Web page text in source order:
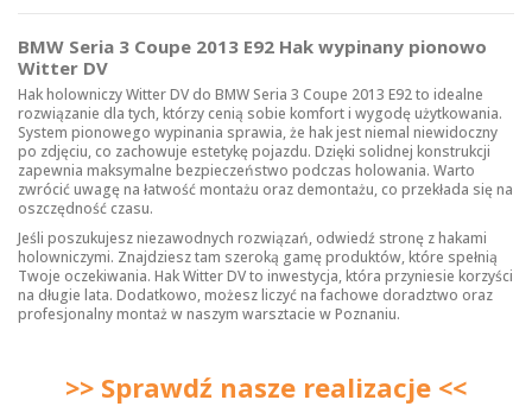
BMW Seria 3 Coupe 2013 E92 Hak wypinany pionowo
Witter DV
Hak holowniczy Witter DV do BMW Seria 3 Coupe 2013 E92 to idealne
rozwiązanie dla tych, którzy cenią sobie komfort i wygodę użytkowania.
System pionowego wypinania sprawia, że hak jest niemal niewidoczny
po zdjęciu, co zachowuje estetykę pojazdu. Dzięki solidnej konstrukcji
zapewnia maksymalne bezpieczeństwo podczas holowania. Warto
zwrócić uwagę na łatwość montażu oraz demontażu, co przekłada się na
oszczędność czasu.
Jeśli poszukujesz niezawodnych rozwiązań, odwiedź stronę zhakami
holowniczymi. Znajdziesz tam szeroką gamę produktów, które spełnią
Twoje oczekiwania. Hak Witter DV to inwestycja, która przyniesie korzyści
na długie lata. Dodatkowo, możesz liczyć na fachowe doradztwo oraz
profesjonalny montaż w naszym warsztacie w Poznaniu.
>> Sprawdź nasze realizacje <<